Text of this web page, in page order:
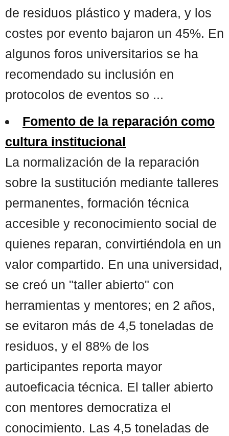
de residuos plástico y madera, y los
costes por evento bajaron un 45%. En
algunos foros universitarios se ha
recomendado su inclusión en
protocolos de eventos so ...
Fomento de la reparación como
cultura institucional
La normalización de la reparación
sobre la sustitución mediante talleres
permanentes, formación técnica
accesible y reconocimiento social de
quienes reparan, convirtiéndola en un
valor compartido. En una universidad,
se creó un "taller abierto" con
herramientas y mentores; en 2 años,
se evitaron más de 4,5 toneladas de
residuos, y el 88% de los
participantes reporta mayor
autoeficacia técnica. El taller abierto
con mentores democratiza el
conocimiento. Las 4,5 toneladas de